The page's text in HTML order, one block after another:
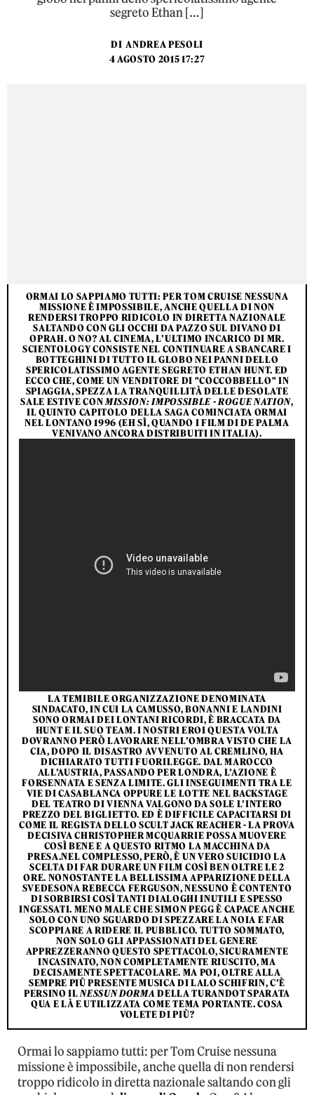
segreto Ethan […]
DI ANDREA PESOLI
4 AGOSTO 2015 17:27
ORMAI LO SAPPIAMO TUTTI: PER TOM CRUISE NESSUNA
MISSIONE È IMPOSSIBILE, ANCHE QUELLA DI NON
RENDERSI TROPPO RIDICOLO IN DIRETTA NAZIONALE
SALTANDO CON GLI OCCHI DA PAZZO SUL DIVANO DI
OPRAH. O NO? AL CINEMA, L’ULTIMO INCARICO DI MR.
SCIENTOLOGY CONSISTE NEL CONTINUARE A SBANCARE I
BOTTEGHINI DI TUTTO IL GLOBO NEI PANNI DELLO
SPERICOLATISSIMO AGENTE SEGRETO ETHAN HUNT. ED
ECCO CHE, COME UN VENDITORE DI "COCCOBBELLO" IN
SPIAGGIA, SPEZZA LA TRANQUILLITÀ DELLE DESOLATE
SALE ESTIVE CONMISSION: IMPOSSIBLE - ROGUE NATION,
IL QUINTO CAPITOLO DELLA SAGA COMINCIATA ORMAI
NEL LONTANO 1996 (EH SÌ, QUANDO I FILM DI DE PALMA
VENIVANO ANCORA DISTRIBUITI IN ITALIA).
LA TEMIBILE ORGANIZZAZIONE DENOMINATA
SINDACATO, IN CUI LA CAMUSSO, BONANNI E LANDINI
SONO ORMAI DEI LONTANI RICORDI, È BRACCATA DA
HUNT E IL SUO TEAM. I NOSTRI EROI QUESTA VOLTA
DOVRANNO PERÒ LAVORARE NELL’OMBRA VISTO CHE LA
CIA, DOPO IL DISASTRO AVVENUTO AL CREMLINO, HA
DICHIARATO TUTTI FUORILEGGE. DAL MAROCCO
ALL’AUSTRIA, PASSANDO PER LONDRA, L’AZIONE È
FORSENNATA E SENZA LIMITE. GLI INSEGUIMENTI TRA LE
VIE DI CASABLANCA OPPURE LE LOTTE NEL BACKSTAGE
DEL TEATRO DI VIENNA VALGONO DA SOLE L’INTERO
PREZZO DEL BIGLIETTO. ED È DIFFICILE CAPACITARSI DI
COME IL REGISTA DELLO SCULT JACK REACHER - LA PROVA
DECISIVA CHRISTOPHER MCQUARRIE POSSA MUOVERE
COSÌ BENE E A QUESTO RITMO LA MACCHINA DA
PRESA.NEL COMPLESSO, PERÒ, È UN VERO SUICIDIO LA
SCELTA DI FAR DURARE UN FILM COSÌ BEN OLTRE LE 2
ORE. NONOSTANTE LA BELLISSIMA APPARIZIONE DELLA
SVEDESONA REBECCA FERGUSON, NESSUNO È CONTENTO
DI SORBIRSI COSÌ TANTI DIALOGHI INUTILI E SPESSO
INGESSATI. MENO MALE CHE SIMON PEGG È CAPACE ANCHE
SOLO CON UNO SGUARDO DI SPEZZARE LA NOIA E FAR
SCOPPIARE A RIDERE IL PUBBLICO. TUTTO SOMMATO,
NON SOLO GLI APPASSIONATI DEL GENERE
APPREZZERANNO QUESTO SPETTACOLO, SICURAMENTE
INCASINATO, NON COMPLETAMENTE RIUSCITO, MA
DECISAMENTE SPETTACOLARE. MA POI, OLTRE ALLA
SEMPRE PIÙ PRESENTEMUSICA DI LALO SCHIFRIN, C’È
PERSINO ILNESSUN DORMA DELLA TURANDOT SPARATA
QUA E LÀ E UTILIZZATA COME TEMA PORTANTE. COSA
VOLETE DI PIÙ?
Ormai lo sappiamo tutti: per Tom Cruise nessuna
missione è impossibile, anche quella di non rendersi
troppo ridicolo in diretta nazionale saltando con gli